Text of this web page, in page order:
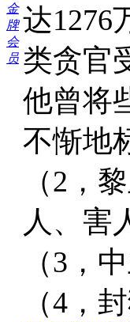
金
牌
会
员
达1276
类贪官
他曾将
不惭地
（2，
人、害
（3，
（4，